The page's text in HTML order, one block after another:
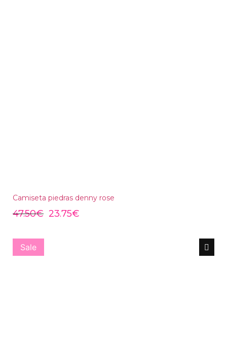
Camiseta piedras denny rose
47.50€ 23.75€
Sale